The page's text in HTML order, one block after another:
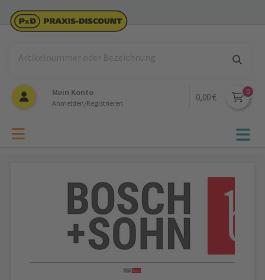
Mein Konto
Anmelden/Registrieren
0,00 €